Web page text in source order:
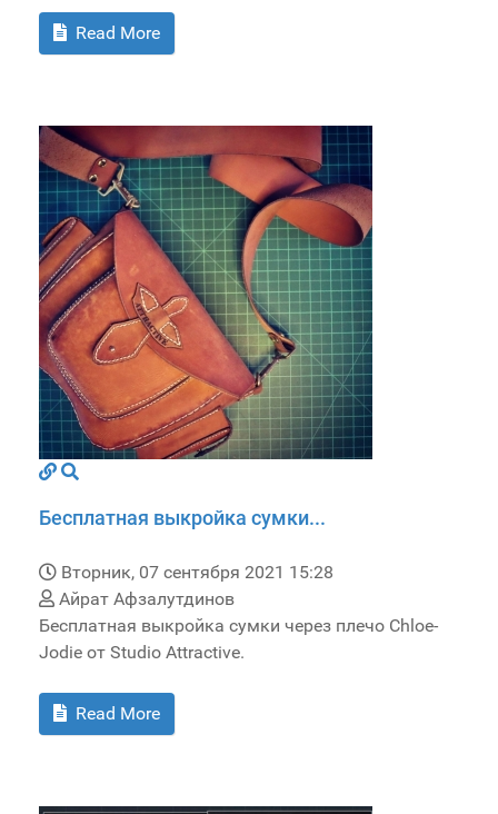
Read More
Бесплатная выкройка сумки...
Вторник, 07 сентября 2021 15:28
Айрат Афзалутдинов
Бесплатная выкройка сумки через плечо Chloe-
Jodie от Studio Attractive.
Read More